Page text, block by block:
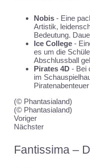
Nobis - Eine
Artistik,
Bedeutung.
Ice College -
es um die
Abschlussball
Pirates 4D - Bei
im
(© Phantasialand)
(© Phantasialand)
Voriger
Nächster
Fantissima –